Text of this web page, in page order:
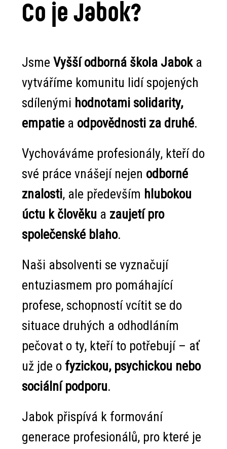
Co je Jabok?
Jsme Vyšší odborná škola Jabok a
vytváříme komunitu lidí spojených
sdílenými hodnotami solidarity,
empatiea odpovědnosti za druhé.
Vychováváme profesionály, kteří do
své práce vnášejí nejen odborné
znalosti, ale především hlubokou
úctu k člověku a zaujetí pro
společenské blaho.
Naši absolventi se vyznačují
entuziasmem pro pomáhající
profese, schopností vcítit se do
situace druhých a odhodláním
pečovat o ty, kteří to potřebují – ať
už jde o fyzickou, psychickou nebo
sociální podporu.
Jabok přispívá k formování
generace profesionálů, pro které je